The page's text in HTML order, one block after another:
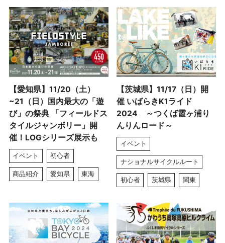
【愛知県】11/20（土）
~21（日）国内最大の「遊
び」の祭典 「フィールドス
タイルジャンボリー」開
催！LOGシリーズ展示も
イベント 初心者
商品紹介 愛知県 東海
【茨城県】11/17（日）開
催 いばらきK1ライド
2024 ～つくば霞ヶ浦り
んりんロード～
イベント
ナショナルサイクルルート
初心者 茨城県 関東